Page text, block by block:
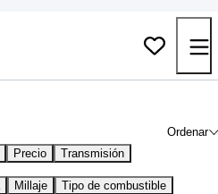
Ordenar
Precio Transmisión
Millaje
Tipo de combustible